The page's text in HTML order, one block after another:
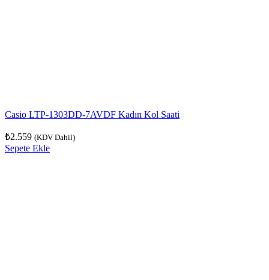
Casio LTP-1303DD-7AVDF Kadın Kol Saati
₺2.559 (KDV Dahil)
Sepete Ekle